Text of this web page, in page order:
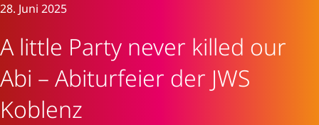
28. Juni 2025
A little Party never killed our
Abi – Abiturfeier der JWS
Koblenz